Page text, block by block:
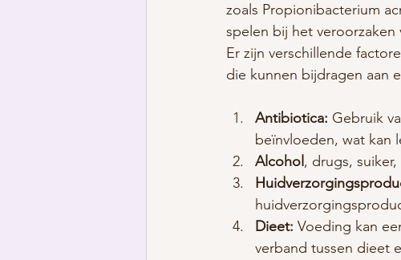
zoals Propionibacterium
spelen bij het
Er zijn verschillende
die kunnen bijdragen aan
Antibiotica: Gebruik
beïnvloeden, wat kan
Alcohol , drugs,
Dieet: Voeding kan
verband tussen dieet